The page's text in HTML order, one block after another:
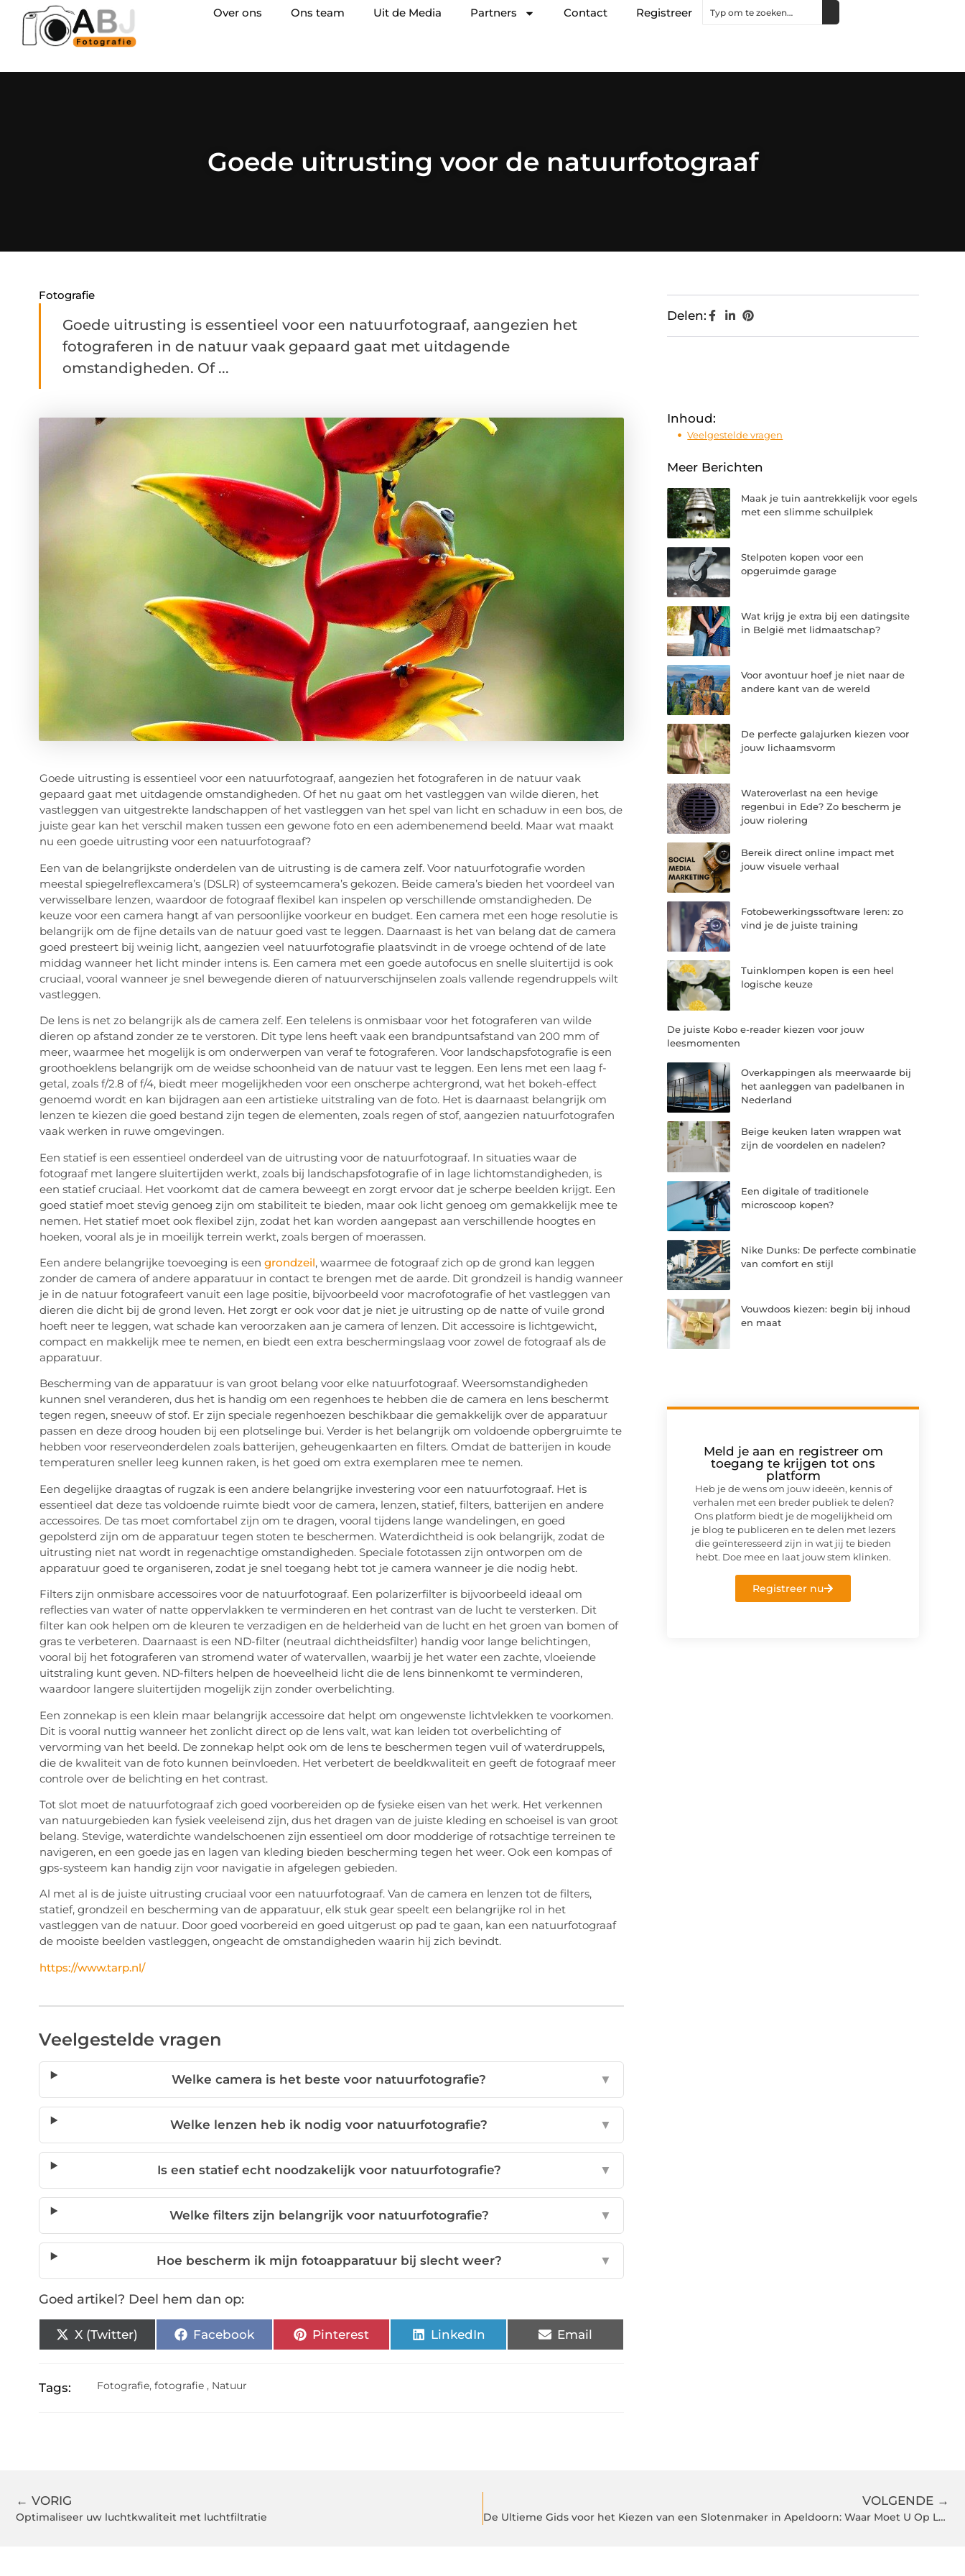
Over ons Ons team Uit de Media Partners Contact Registreer
Goede uitrusting voor de natuurfotograaf
Fotografie
Goede uitrusting is essentieel voor een natuurfotograaf, aangezien het
fotograferen in de natuur vaak gepaard gaat met uitdagende
omstandigheden. Of ...
Goede uitrusting is essentieel voor een natuurfotograaf, aangezien het fotograferen in de natuur vaak
gepaard gaat met uitdagende omstandigheden. Of het nu gaat om het vastleggen van wilde dieren, het
vastleggen van uitgestrekte landschappen of het vastleggen van het spel van licht en schaduw in een bos, de
juiste gear kan het verschil maken tussen een gewone foto en een adembenemend beeld. Maar wat maakt
nu een goede uitrusting voor een natuurfotograaf?
Een van de belangrijkste onderdelen van de uitrusting is de camera zelf. Voor natuurfotografie worden
meestal spiegelreflexcamera’s (DSLR) of systeemcamera’s gekozen. Beide camera’s bieden het voordeel van
verwisselbare lenzen, waardoor de fotograaf flexibel kan inspelen op verschillende omstandigheden. De
keuze voor een camera hangt af van persoonlijke voorkeur en budget. Een camera met een hoge resolutie is
belangrijk om de fijne details van de natuur goed vast te leggen. Daarnaast is het van belang dat de camera
goed presteert bij weinig licht, aangezien veel natuurfotografie plaatsvindt in de vroege ochtend of de late
middag wanneer het licht minder intens is. Een camera met een goede autofocus en snelle sluitertijd is ook
cruciaal, vooral wanneer je snel bewegende dieren of natuurverschijnselen zoals vallende regendruppels wilt
vastleggen.
De lens is net zo belangrijk als de camera zelf. Een telelens is onmisbaar voor het fotograferen van wilde
dieren op afstand zonder ze te verstoren. Dit type lens heeft vaak een brandpuntsafstand van 200 mm of
meer, waarmee het mogelijk is om onderwerpen van veraf te fotograferen. Voor landschapsfotografie is een
groothoeklens belangrijk om de weidse schoonheid van de natuur vast te leggen. Een lens met een laag f-
getal, zoals f/2.8 of f/4, biedt meer mogelijkheden voor een onscherpe achtergrond, wat het bokeh-effect
genoemd wordt en kan bijdragen aan een artistieke uitstraling van de foto. Het is daarnaast belangrijk om
lenzen te kiezen die goed bestand zijn tegen de elementen, zoals regen of stof, aangezien natuurfotografen
vaak werken in ruwe omgevingen.
Een statief is een essentieel onderdeel van de uitrusting voor de natuurfotograaf. In situaties waar de
fotograaf met langere sluitertijden werkt, zoals bij landschapsfotografie of in lage lichtomstandigheden, is
een statief cruciaal. Het voorkomt dat de camera beweegt en zorgt ervoor dat je scherpe beelden krijgt. Een
goed statief moet stevig genoeg zijn om stabiliteit te bieden, maar ook licht genoeg om gemakkelijk mee te
nemen. Het statief moet ook flexibel zijn, zodat het kan worden aangepast aan verschillende hoogtes en
hoeken, vooral als je in moeilijk terrein werkt, zoals bergen of moerassen.
Een andere belangrijke toevoeging is een grondzeil, waarmee de fotograaf zich op de grond kan leggen
zonder de camera of andere apparatuur in contact te brengen met de aarde. Dit grondzeil is handig wanneer
je in de natuur fotografeert vanuit een lage positie, bijvoorbeeld voor macrofotografie of het vastleggen van
dieren die dicht bij de grond leven. Het zorgt er ook voor dat je niet je uitrusting op de natte of vuile grond
hoeft neer te leggen, wat schade kan veroorzaken aan je camera of lenzen. Dit accessoire is lichtgewicht,
compact en makkelijk mee te nemen, en biedt een extra beschermingslaag voor zowel de fotograaf als de
apparatuur.
Bescherming van de apparatuur is van groot belang voor elke natuurfotograaf. Weersomstandigheden
kunnen snel veranderen, dus het is handig om een regenhoes te hebben die de camera en lens beschermt
tegen regen, sneeuw of stof. Er zijn speciale regenhoezen beschikbaar die gemakkelijk over de apparatuur
passen en deze droog houden bij een plotselinge bui. Verder is het belangrijk om voldoende opbergruimte te
hebben voor reserveonderdelen zoals batterijen, geheugenkaarten en filters. Omdat de batterijen in koude
temperaturen sneller leeg kunnen raken, is het goed om extra exemplaren mee te nemen.
Een degelijke draagtas of rugzak is een andere belangrijke investering voor een natuurfotograaf. Het is
essentieel dat deze tas voldoende ruimte biedt voor de camera, lenzen, statief, filters, batterijen en andere
accessoires. De tas moet comfortabel zijn om te dragen, vooral tijdens lange wandelingen, en goed
gepolsterd zijn om de apparatuur tegen stoten te beschermen. Waterdichtheid is ook belangrijk, zodat de
uitrusting niet nat wordt in regenachtige omstandigheden. Speciale fototassen zijn ontworpen om de
apparatuur goed te organiseren, zodat je snel toegang hebt tot je camera wanneer je die nodig hebt.
Filters zijn onmisbare accessoires voor de natuurfotograaf. Een polarizerfilter is bijvoorbeeld ideaal om
reflecties van water of natte oppervlakken te verminderen en het contrast van de lucht te versterken. Dit
filter kan ook helpen om de kleuren te verzadigen en de helderheid van de lucht en het groen van bomen of
gras te verbeteren. Daarnaast is een ND-filter (neutraal dichtheidsfilter) handig voor lange belichtingen,
vooral bij het fotograferen van stromend water of watervallen, waarbij je het water een zachte, vloeiende
uitstraling kunt geven. ND-filters helpen de hoeveelheid licht die de lens binnenkomt te verminderen,
waardoor langere sluitertijden mogelijk zijn zonder overbelichting.
Een zonnekap is een klein maar belangrijk accessoire dat helpt om ongewenste lichtvlekken te voorkomen.
Dit is vooral nuttig wanneer het zonlicht direct op de lens valt, wat kan leiden tot overbelichting of
vervorming van het beeld. De zonnekap helpt ook om de lens te beschermen tegen vuil of waterdruppels,
die de kwaliteit van de foto kunnen beïnvloeden. Het verbetert de beeldkwaliteit en geeft de fotograaf meer
controle over de belichting en het contrast.
Tot slot moet de natuurfotograaf zich goed voorbereiden op de fysieke eisen van het werk. Het verkennen
van natuurgebieden kan fysiek veeleisend zijn, dus het dragen van de juiste kleding en schoeisel is van groot
belang. Stevige, waterdichte wandelschoenen zijn essentieel om door modderige of rotsachtige terreinen te
navigeren, en een goede jas en lagen van kleding bieden bescherming tegen het weer. Ook een kompas of
gps-systeem kan handig zijn voor navigatie in afgelegen gebieden.
Al met al is de juiste uitrusting cruciaal voor een natuurfotograaf. Van de camera en lenzen tot de filters,
statief, grondzeil en bescherming van de apparatuur, elk stuk gear speelt een belangrijke rol in het
vastleggen van de natuur. Door goed voorbereid en goed uitgerust op pad te gaan, kan een natuurfotograaf
de mooiste beelden vastleggen, ongeacht de omstandigheden waarin hij zich bevindt.
https://www.tarp.nl/
Veelgestelde vragen
Welke camera is het beste voor natuurfotografie? ▼
Welke lenzen heb ik nodig voor natuurfotografie? ▼
Is een statief echt noodzakelijk voor natuurfotografie? ▼
Welke filters zijn belangrijk voor natuurfotografie? ▼
Hoe bescherm ik mijn fotoapparatuur bij slecht weer? ▼
Goed artikel? Deel hem dan op:
X (Twitter) Facebook Pinterest LinkedIn Email
Tags: Fotografie,fotografie , Natuur
Delen:
Inhoud:
Veelgestelde vragen
Meer Berichten
Maak je tuin aantrekkelijk voor egels
met een slimme schuilplek
Stelpoten kopen voor een
opgeruimde garage
Wat krijg je extra bij een datingsite
in België met lidmaatschap?
Voor avontuur hoef je niet naar de
andere kant van de wereld
De perfecte galajurken kiezen voor
jouw lichaamsvorm
Wateroverlast na een hevige
regenbui in Ede? Zo bescherm je
jouw riolering
Bereik direct online impact met
jouw visuele verhaal
Fotobewerkingssoftware leren: zo
vind je de juiste training
Tuinklompen kopen is een heel
logische keuze
De juiste Kobo e-reader kiezen voor jouw
leesmomenten
Overkappingen als meerwaarde bij
het aanleggen van padelbanen in
Nederland
Beige keuken laten wrappen wat
zijn de voordelen en nadelen?
Een digitale of traditionele
microscoop kopen?
Nike Dunks: De perfecte combinatie
van comfort en stijl
Vouwdoos kiezen: begin bij inhoud
en maat
Meld je aan en registreer om
toegang te krijgen tot ons
platform
Heb je de wens om jouw ideeën, kennis of
verhalen met een breder publiek te delen?
Ons platform biedt je de mogelijkheid om
je blog te publiceren en te delen met lezers
die geïnteresseerd zijn in wat jij te bieden
hebt. Doe mee en laat jouw stem klinken.
Registreer nu
← VORIG
Optimaliseer uw luchtkwaliteit met luchtfiltratie
VOLGENDE →
De Ultieme Gids voor het Kiezen van een Slotenmaker in Apeldoorn: Waar Moet U Op Letten?